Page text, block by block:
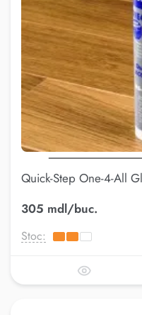
Quick-Step One-4-All
305 mdl/buc.
Stoc: